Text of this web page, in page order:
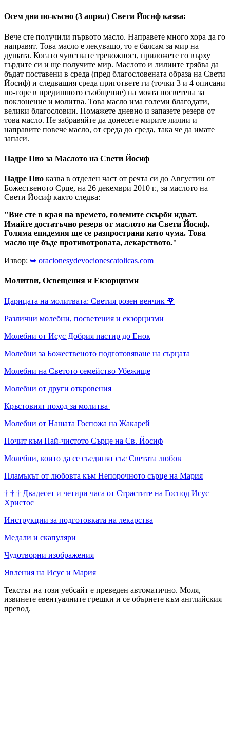
Осем дни по-късно (3 април) Свети Йосиф казва:
Вече сте получили първото масло. Направете много хора да го
направят. Това масло е лекуващо, то е балсам за мир на
душата. Когато чувствате тревожност, приложете го върху
гърдите си и ще получите мир. Маслото и лилиите трябва да
бъдат поставени в среда (пред благословената образа на Свети
Йосиф) и следващия среда пригответе ги (точки 3 и 4 описани
по-горе в предишното съобщение) на моята посветена за
поклонение и молитва. Това масло има големи благодати,
велики благословии. Помажете дневно и запазете резерв от
това масло. Не забравяйте да донесете мирите лилии и
направите повече масло, от среда до среда, така че да имате
запаси.
Падре Пио за Маслото на Свети Йосиф
Падре Пио казва в отделен част от речта си до Августин от
Божественото Срце, на 26 декември 2010 г., за маслото на
Свети Йосиф както следва:
"Вие сте в края на времето, големите скърби идват.
Имайте достатъчно резерв от маслото на Свети Йосиф.
Голяма епидемия ще се разпространи като чума. Това
масло ще бъде противотровата, лекарството."
Извор: ➥ oracionesydevocionescatolicas.com
Молитви, Освещения и Екзорцизми
Царицата на молитвата: Светия розен венчик 🌹
Различни молебни, посветения и екзорцизми
Молебни от Исус Добрия пастир до Енок
Молебни за Божественото подготовяване на сърцата
Молебни на Светото семейство Убежище
Молебни от други откровения
Кръстовият поход за молитва
Молебни от Нашата Госпожа на Жакарей
Почит към Най-чистото Сърце на Св. Йосиф
Молебни, които да се съединят със Светата любов
Пламъкът от любовта към Непорочното сърце на Мария
† † † Двадесет и четири часа от Страстите на Господ Исус
Христос
Инструкции за подготовката на лекарства
Медали и скапуляри
Чудотворни изображения
Явления на Исус и Мария
Текстът на този уебсайт е преведен автоматично. Моля,
извинете евентуалните грешки и се обърнете към английския
превод.